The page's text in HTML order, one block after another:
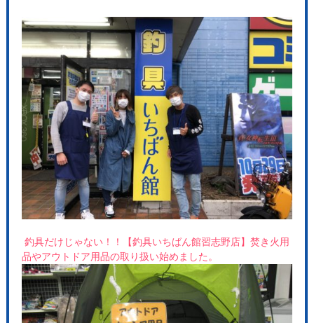
釣具だけじゃない！！【釣具いちばん館習志野店】焚き火用
品やアウトドア用品の取り扱い始めました。